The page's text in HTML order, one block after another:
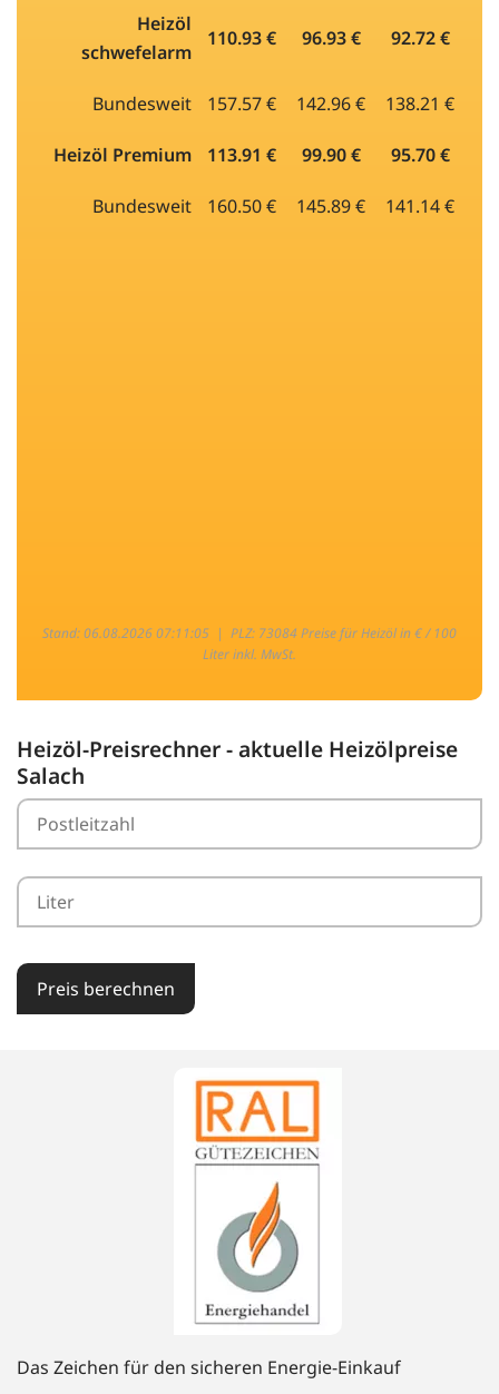
Heizöl
schwefelarm
110.93 € 96.93 € 92.72 €
Bundesweit 157.57 € 142.96 € 138.21 €
Heizöl Premium 113.91 € 99.90 € 95.70 €
Bundesweit 160.50 € 145.89 € 141.14 €
Stand: 06.08.2026 07:11:05 | PLZ: 73084 Preise für Heizöl in € / 100
Liter inkl. MwSt.
Heizöl-Preisrechner - aktuelle Heizölpreise
Salach
Preis berechnen
Das Zeichen für den sicheren Energie-Einkauf